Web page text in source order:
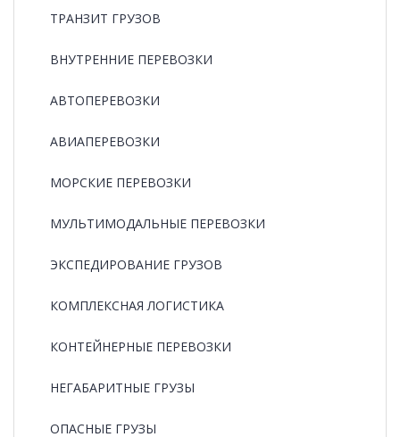
ТРАНЗИТ ГРУЗОВ
ВНУТРЕННИЕ ПЕРЕВОЗКИ
АВТОПЕРЕВОЗКИ
АВИАПЕРЕВОЗКИ
МОРСКИЕ ПЕРЕВОЗКИ
МУЛЬТИМОДАЛЬНЫЕ ПЕРЕВОЗКИ
ЭКСПЕДИРОВАНИЕ ГРУЗОВ
КОМПЛЕКСНАЯ ЛОГИСТИКА
КОНТЕЙНЕРНЫЕ ПЕРЕВОЗКИ
НЕГАБАРИТНЫЕ ГРУЗЫ
ОПАСНЫЕ ГРУЗЫ